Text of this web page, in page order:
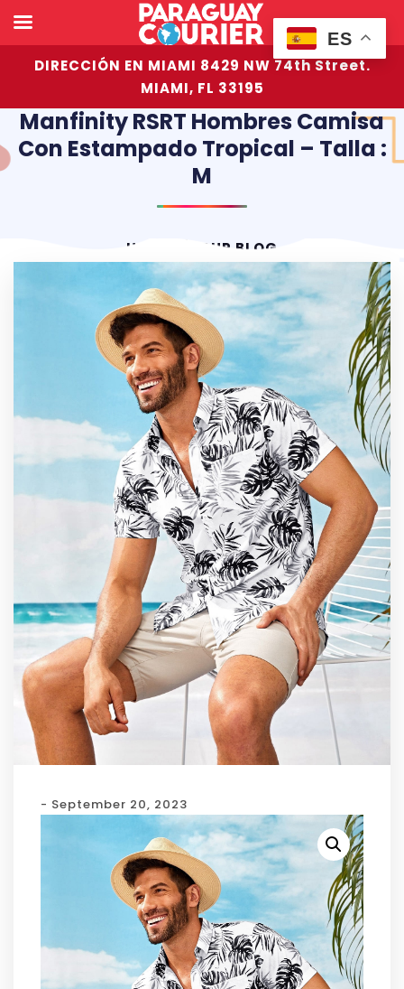
DIRECCIÓN EN MIAMI 8429 NW 74th Street.
MIAMI, FL 33195
Manfinity RSRT Hombres Camisa
Con Estampado Tropical – Talla :
M
HOME OUR BLOG
- September 20, 2023
ES